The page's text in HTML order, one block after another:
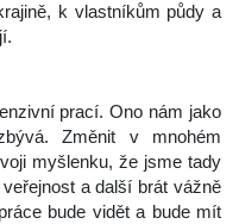
k vlastníkům půdy a
prací. Ono nám jako
Změnit v mnohém
myšlenku, že jsme tady
a další brát vážně
bude vidět a bude mít